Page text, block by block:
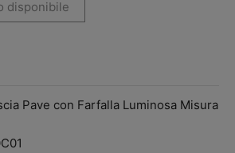
Pave con Farfalla Luminosa Misura